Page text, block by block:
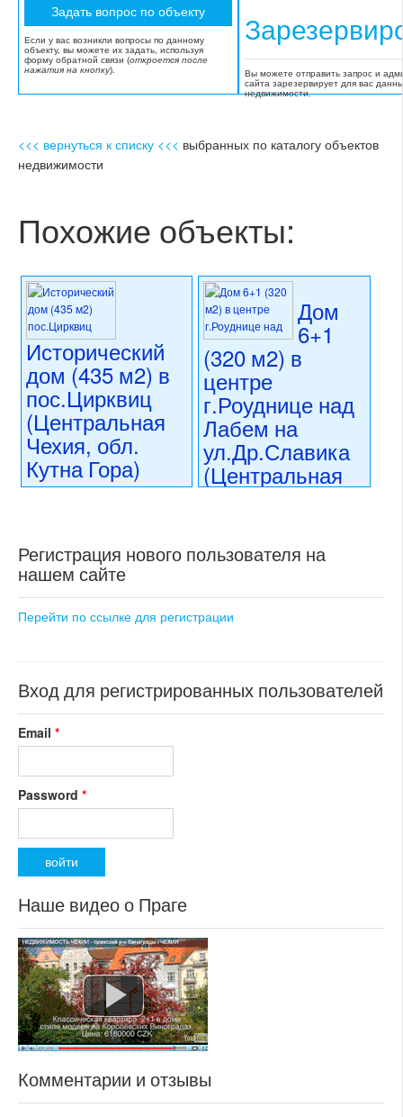
Если у вас возникли вопросы по данному
объекту, вы можете их задать, используя
форму обратной связи (откроется после
нажатия на кнопку).
Вы можете отправить запрос и
сайта зарезервирует для вас
недвижимости.
<<< вернуться к списку <<< выбранных по каталогу объектов
недвижимости
Похожие объекты:
Исторический
дом (435 м2) в
пос.Цирквиц
(Центральная
Чехия, обл.
Кутна Гора)
виллы
состояние: требуется
частичная реконструкция
номер объекта:20692
Дом
6+1
(320 м2) в
центре
г.Роуднице над
Лабем на
ул.Др.Славика
(Центральная
Чехия)
раздел: частные дома или
состояние: требуются
косметические работы
Регистрация нового пользователя на
нашем сайте
Перейти по ссылке для регистрации
Вход для регистрированных пользователей
Email *
Password *
Наше видео о Праге
Комментарии и отзывы